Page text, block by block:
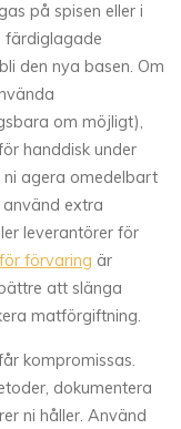
på spisen eller i
färdiglagade
den nya basen. Om
om möjligt),
handdisk under
ni agera omedelbart
extra
leverantörer för
förvaring är
att slänga
matförgiftning.
kompromissas.
dokumentera
ni håller. Använd